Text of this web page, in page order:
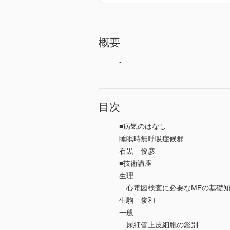
概要
-
目次
■病気のはなし
睡眠時無呼吸症候群
石黒 俊彦
■技術講座
生理
心電図検査に必要なMEの基礎
生駒 俊和
一般
尿細管上皮細胞の鑑別